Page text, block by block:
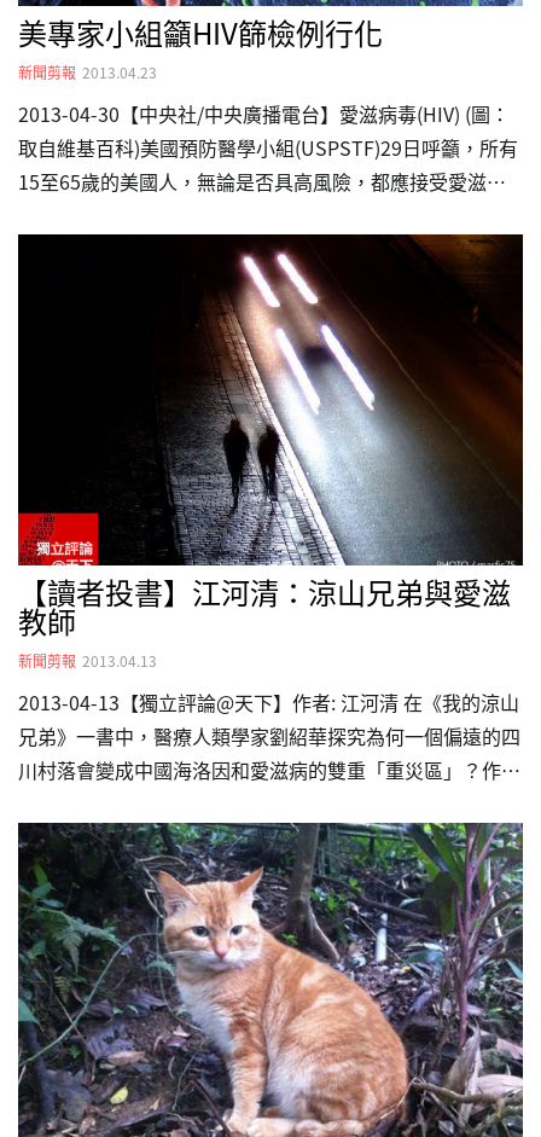
美專家小組籲HIV篩檢例行化
新聞剪報 2013.04.23
2013-04-30【中央社/中央廣播電台】愛滋病毒(HIV) (圖：
取自維基百科)美國預防醫學小組(USPSTF)29日呼籲，所有
15至65歲的美國人，無論是否具高風險，都應接受愛滋病
視。 具影響力的美國預防醫學小組提出這項新指南，與美
國疾病管制暨預防中心(CDC)的長期建議一致，亦即所有15
至65歲的美國人，無論風險高低，都應接受篩檢。 這個由
政府資助、醫生和科學家組成的小組早在2005年就公布指
南，建議高風險個人應接受HIV篩檢。 專家表示，刊登在
「內科醫學年鑑(Annals of Internal Medicine)」…
【讀者投書】江河清：涼山兄弟與愛滋
教師
新聞剪報 2013.04.13
2013-04-13【獨立評論@天下】作者: 江河清 在《我的涼山
兄弟》一書中，醫療人類學家劉紹華探究為何一個偏遠的四
川村落會變成中國海洛因和愛滋病的雙重「重災區」？作者
展，迫使身為少數民族的諾蘇人落入政治經濟邊緣，於是諾
蘇青年紛紛出走闖盪，並以海洛因尋求精神快感與象徵消費
力，愛滋病毒也就跟著藥物在這偏鄉小村裡迅速傳播流動。
類似諾蘇人的邊緣愛滋故事也在世界各地以不同形式發生，
不論是通過共用針頭或性行為傳染，愛滋病毒傳播的主要群
體都有一個共同的特質：他們都是各個社會中的邊緣、劣勢
成員，而各個社會對於愛滋的污名也常衍生於既有的社會偏
見。所以…